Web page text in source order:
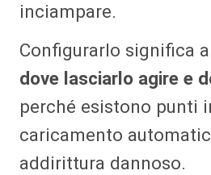
inciampare.
Configurarlo significa
dove lasciarlo agire e
perché esistono punti
caricamento
addirittura dannoso.